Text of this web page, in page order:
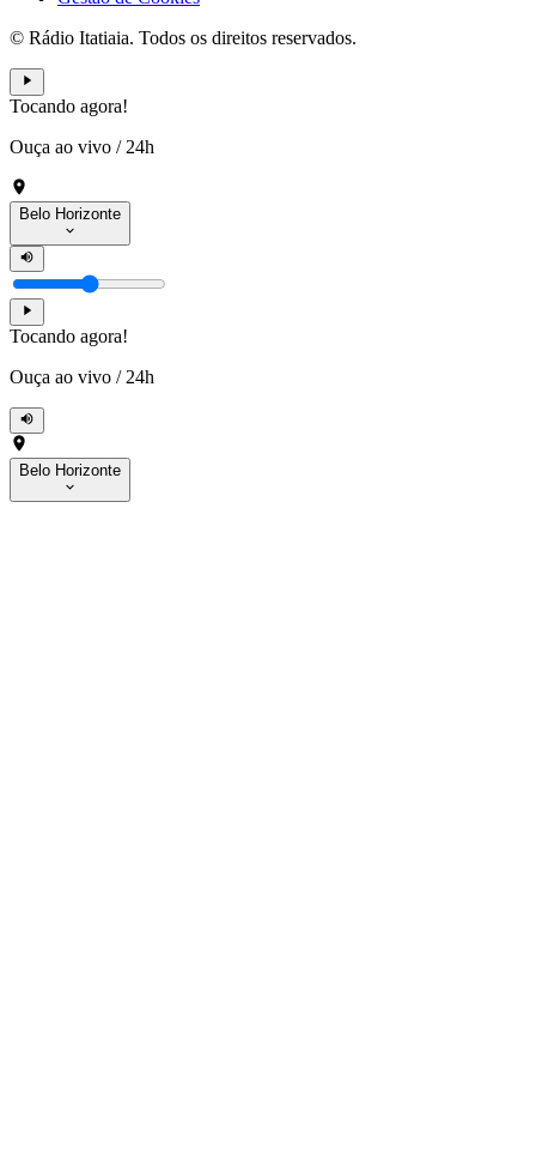
© Rádio Itatiaia. Todos os direitos reservados.
Tocando agora!
Ouça ao vivo / 24h
Belo Horizonte
Tocando agora!
Ouça ao vivo / 24h
Belo Horizonte